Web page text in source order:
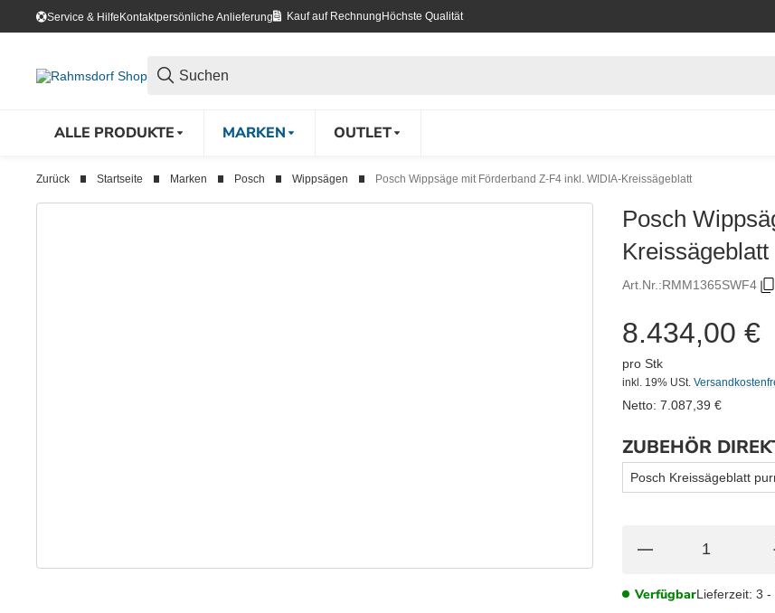
Service & HilfeKontaktpersönliche Anlieferung Kauf auf Rechnung Höchste Qualität
ALLE PRODUKTE MARKEN OUTLET
Zurück Startseite Marken Posch Wippsägen Posch Wippsäge mit Förderband Z-F4 inkl. WIDIA-Kreissägeblatt
Posch
Kreissägeblatt
Art.Nr.:RMM1365SWF4
8.434,00 €
pro Stk
inkl. 19% USt.
Netto: 7.087,39 €
ZUBEHÖR
Posch Kreissägeblatt
VerfügbarLieferzeit: 3 -